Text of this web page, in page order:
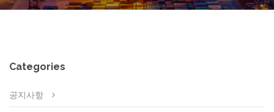
Categories
공지사항